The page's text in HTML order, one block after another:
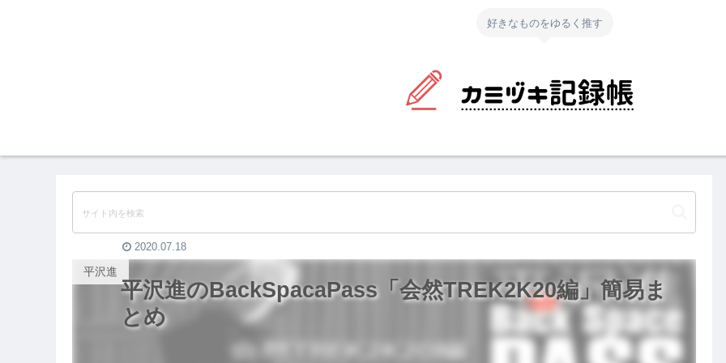
好きなものをゆるく推す
平沢進のBackSpacaPass「会然TREK2K20編」簡易ま
とめ
平沢進
2020.07.18